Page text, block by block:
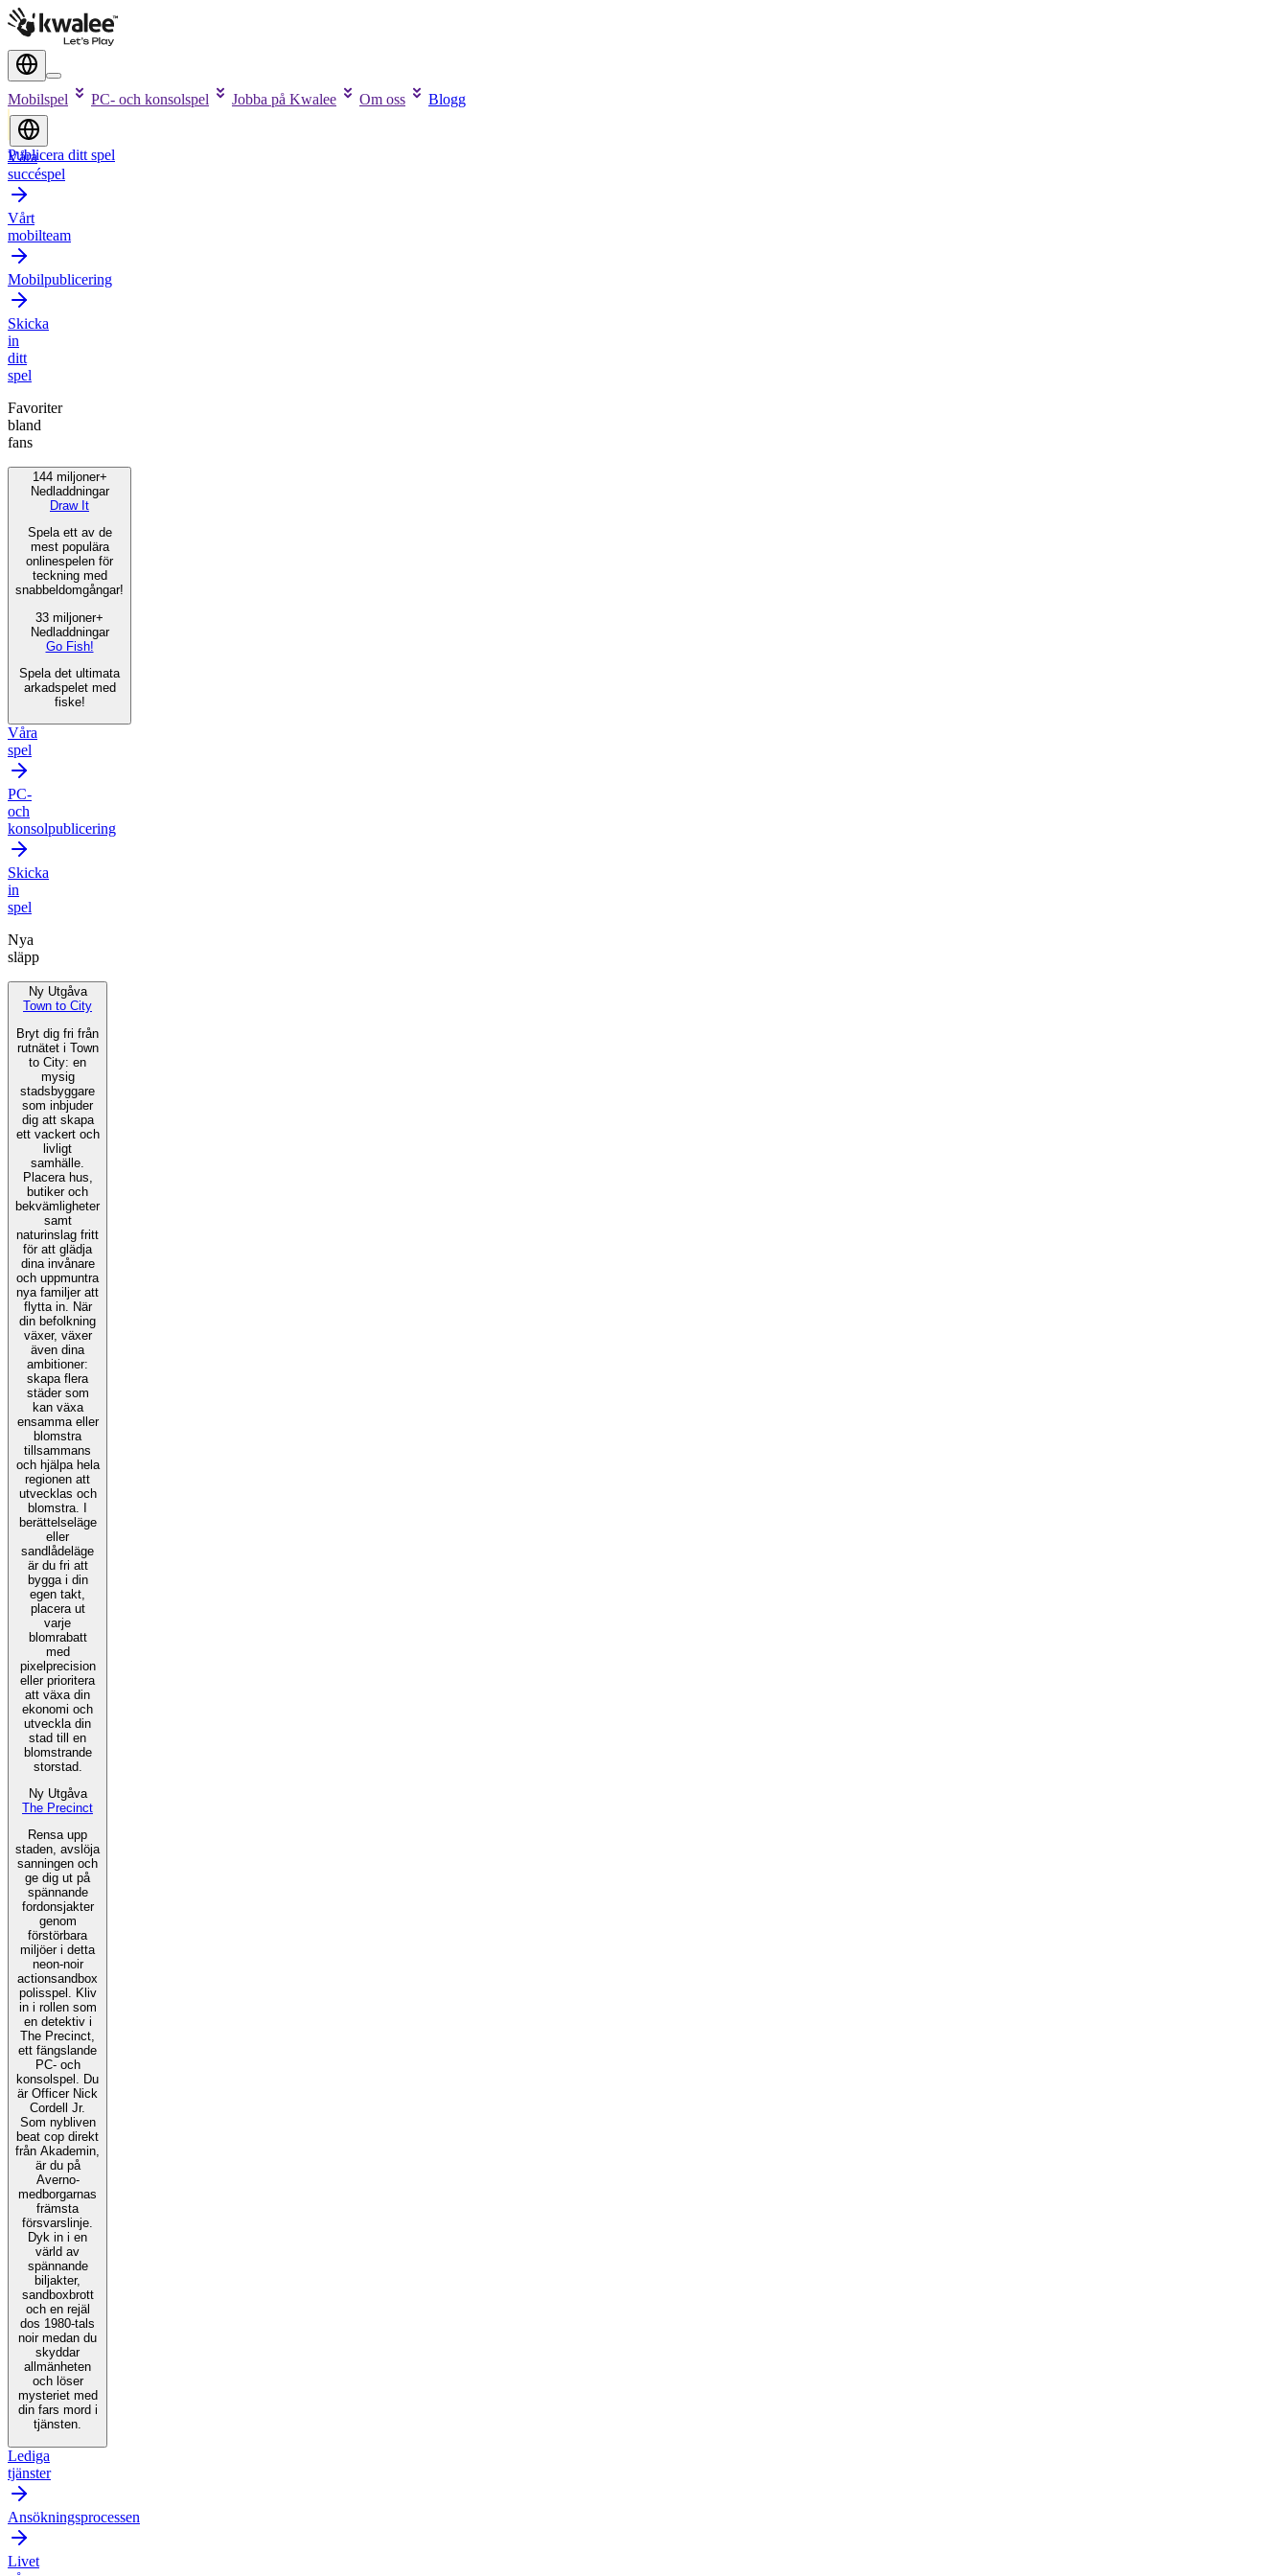
Mobilspel PC- och konsolspel Jobba på Kwalee Om oss Blogg
Publicera ditt spel
Våra
succéspel
Vårt
mobilteam
Mobilpublicering
Skicka
in
ditt
spel
Favoriter
bland
fans
144 miljoner+
Nedladdningar
Draw It
Spela ett av de
mest populära
onlinespelen för
teckning med
snabbeldomgångar!
33 miljoner+
Nedladdningar
Go Fish!
Spela det ultimata
arkadspelet med
fiske!
Våra
spel
PC-
och
konsolpublicering
Skicka
in
spel
Nya
släpp
Ny Utgåva
Town to City
Bryt dig fri från
rutnätet i Town
to City: en
mysig
stadsbyggare
som inbjuder
dig att skapa
ett vackert och
livligt
samhälle.
Placera hus,
butiker och
bekvämligheter
samt
naturinslag fritt
för att glädja
dina invånare
och uppmuntra
nya familjer att
flytta in. När
din befolkning
växer, växer
även dina
ambitioner:
skapa flera
städer som
kan växa
ensamma eller
blomstra
tillsammans
och hjälpa hela
regionen att
utvecklas och
blomstra. I
berättelseläge
eller
sandlådeläge
är du fri att
bygga i din
egen takt,
placera ut
varje
blomrabatt
med
pixelprecision
eller prioritera
att växa din
ekonomi och
utveckla din
stad till en
blomstrande
storstad.
Ny Utgåva
The Precinct
Rensa upp
staden, avslöja
sanningen och
ge dig ut på
spännande
fordonsjakter
genom
förstörbara
miljöer i detta
neon-noir
actionsandbox
polisspel. Kliv
in i rollen som
en detektiv i
The Precinct,
ett fängslande
PC- och
konsolspel. Du
är Officer Nick
Cordell Jr.
Som nybliven
beat cop direkt
från Akademin,
är du på
Averno-
medborgarnas
främsta
försvarslinje.
Dyk in i en
värld av
spännande
biljakter,
sandboxbrott
och en rejäl
dos 1980-tals
noir medan du
skyddar
allmänheten
och löser
mysteriet med
din fars mord i
tjänsten.
Lediga
tjänster
Ansökningsprocessen
Livet